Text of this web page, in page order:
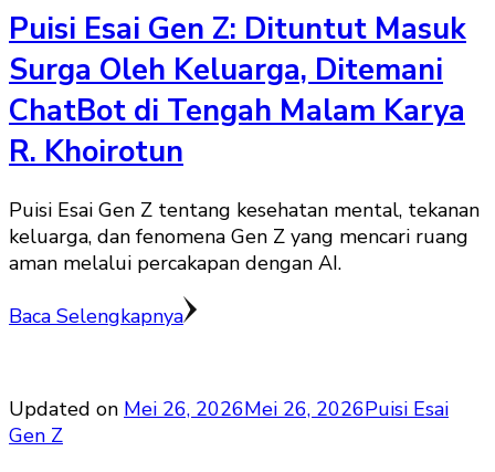
Puisi Esai Gen Z: Dituntut Masuk
Surga Oleh Keluarga, Ditemani
ChatBot di Tengah Malam Karya
R. Khoirotun
Puisi Esai Gen Z tentang kesehatan mental, tekanan
keluarga, dan fenomena Gen Z yang mencari ruang
aman melalui percakapan dengan AI.
Baca Selengkapnya
Updated on Mei 26, 2026Mei 26, 2026Puisi Esai
Gen Z